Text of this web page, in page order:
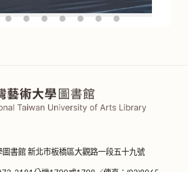
圖書館 新北市板橋區大觀路一段五十九號